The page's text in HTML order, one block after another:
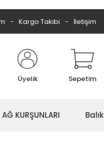
Kargo Takibi İletişim
Üyelik Sepetim
AĞ KURŞUNLARI